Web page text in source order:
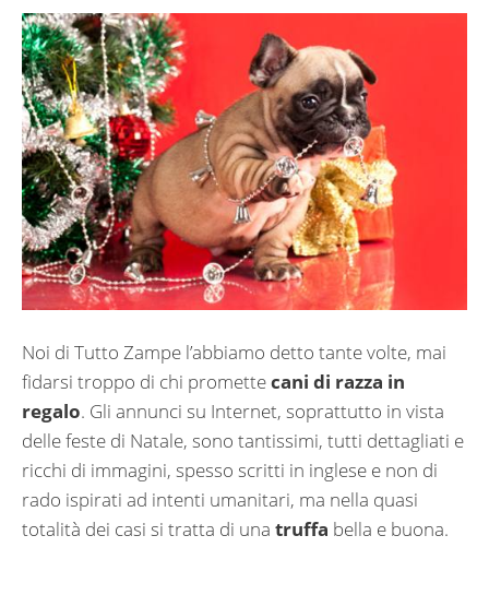
Noi di Tutto Zampe l’abbiamo detto tante volte, mai
fidarsi troppo di chi promettecani di razza in
regalo. Gli annunci su Internet, soprattutto in vista
delle feste di Natale, sono tantissimi, tutti dettagliati e
ricchi di immagini, spesso scritti in inglese e non di
rado ispirati ad intenti umanitari, ma nella quasi
totalità dei casi si tratta di una truffa bella e buona.